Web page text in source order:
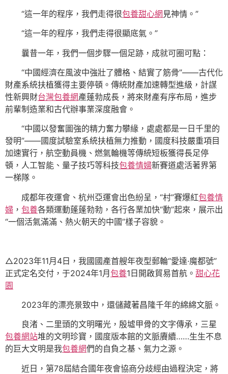
“這一年的程序，我們走得很包養甜心網 見神情。”
“這一年的程序，我們走得很顯底氣。”
曩昔一年，我們一個步驟一個足跡，成就可圈可點：
“中國經濟在風波中強壯了體格、結實了筋骨”——古代化
財產系統扶植獲得主要停頓。傳統財產加速轉型進級，計謀
性新興財台灣包養網產蓬勃成長，將來財產有序布局，進步
前輩制造業和古代辦事業深度融會。
“中國以發奮圖強的精力奮力攀緣，處處都是一日千里的
發明”——國度試驗室系統扶植無力推動，國度科技嚴重項目
加速實行，航空動員機、燃氣輪機等傳統短板獲得長足停
頓，人工智能、量子技巧等科技包養情婦新賽道處活著界第
一梯隊。
成都年夜運會、杭州亞運會出色紛呈，“村”賽爆紅包養情
婦 ， 包養各類運動蓬蓬勃勃，各行各業加快“動”起來，展示出
“一個活氣滿滿、熱火朝天的中國”樣子容貌。
△2023年11月4日，我國國產首艘年夜型郵輪“愛達·魔都號”
正式定名交付，于2024年1月包養1日開啟貿易首航。 甜心花
園
2023年的漂亮景致中，還儲藏著昌隆千年的綿綿文脈。
良渚、二里頭的文明曙光，殷墟甲骨的文字傳承，三星
包養網站堆的文明珍寶，國度版本館的文脈賡續……生生不息
的巨大文明是我包養網們的自負之基、氣力之源。
近日，第78屆結合國年夜會協商分歧經由過程決定，將